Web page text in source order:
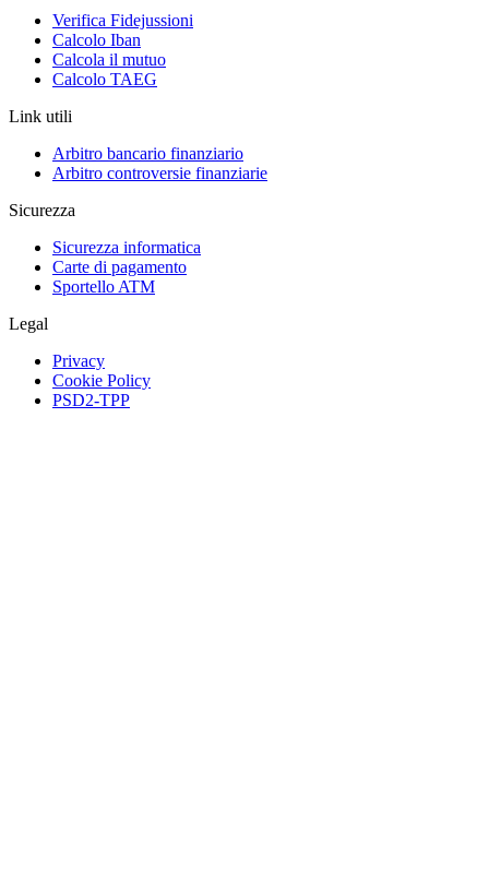
Verifica Fidejussioni
Calcolo Iban
Calcola il mutuo
Calcolo TAEG
Link utili
Arbitro bancario finanziario
Arbitro controversie finanziarie
Sicurezza
Sicurezza informatica
Carte di pagamento
Sportello ATM
Legal
Privacy
Cookie Policy
PSD2-TPP